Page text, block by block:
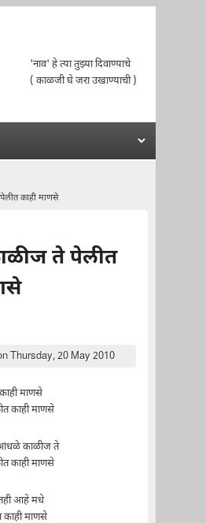
'नाव' हे त्या तुझ्या दिवाण्याचे
( काळजी घे जरा उखाण्याची )
काही माणसे
ते पेलीत
Thursday, 20 May 2010
माणसे
काही माणसे
आंधळे काळीज ते
काही माणसे
आहे मधे
काही माणसे